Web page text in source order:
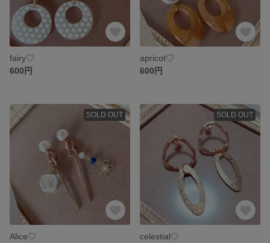
fairy♡
600円
apricot♡
600円
SOLD OUT
Alice♡
SOLD OUT
celestial♡